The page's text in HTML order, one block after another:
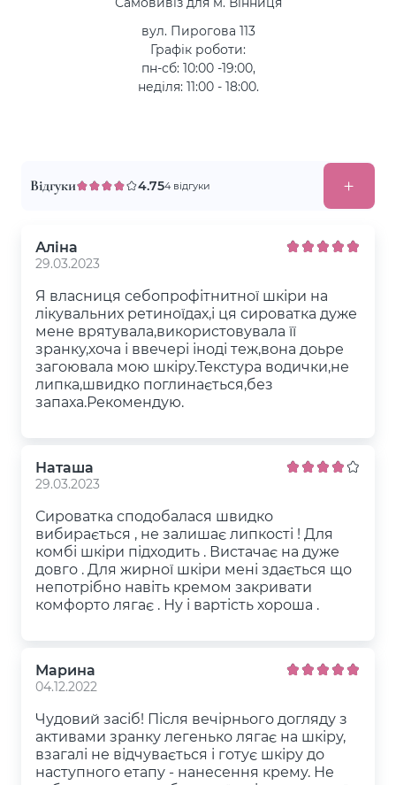
вул. Пирогова 113
Графік роботи:
пн-сб: 10:00 -19:00,
неділя: 11:00 - 18:00.
Відгуки 4.754 відгуки
Аліна
29.03.2023
Я власниця себопрофітнитної шкіри на
лікувальних ретиноїдах,і ця сироватка дуже
мене врятувала,використовувала її
зранку,хоча і ввечері іноді теж,вона доьре
загоювала мою шкіру.Текстура водички,не
липка,швидко поглинається,без
запаха.Рекомендую.
Наташа
29.03.2023
Сироватка сподобалася швидко
вибирається , не залишає липкості ! Для
комбі шкіри підходить . Вистачає на дуже
довго . Для жирної шкіри мені здається що
непотрібно навіть кремом закривати
комфорто лягає . Ну і вартість хороша .
Марина
04.12.2022
Чудовий засіб! Після вечірнього догляду з
активами зранку легенько лягає на шкіру,
взагалі не відчувається і готує шкіру до
наступного етапу - нанесення крему. Не